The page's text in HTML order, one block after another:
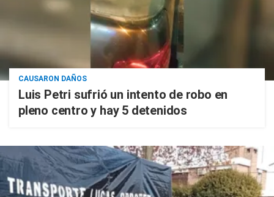
CAUSARON DAÑOS
Luis Petri sufrió un intento de robo en
pleno centro y hay 5 detenidos